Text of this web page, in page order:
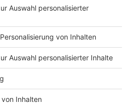
in Bayern herausgegeben
Wer sollte sich mit der
Stellung auskennen? Richtige
Die Entfernung von der
Erdmittelpunkt ist ungefähr
Berlin und...? Richtige